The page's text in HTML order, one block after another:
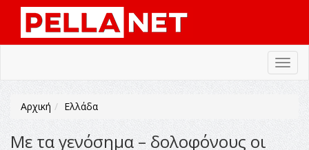
Αρχική Ελλάδα
Με τα γενόσημα – δολοφόνους οι